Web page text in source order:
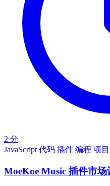
2 分
JavaScript 代码 插件 编程 项目
MoeKoe Music 插件市场